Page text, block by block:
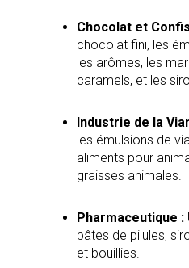
Chocolat et
chocolat fini, les
les arômes, les
caramels, et les
Industrie de la
les émulsions de
aliments pour
graisses animales.
Pharmaceutique :
pâtes de pilules,
et bouillies.